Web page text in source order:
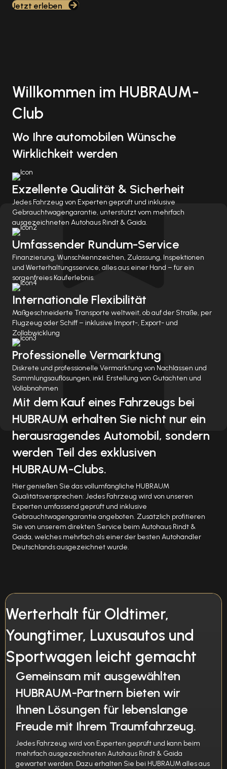
Jetzt erleben
Willkommen im HUBRAUM-
Club
Wo Ihre automobilen Wünsche
Wirklichkeit werden
Exzellente Qualität & Sicherheit
Jedes Fahrzeug von Experten geprüft und inklusive
Gebrauchtwagengarantie, unterstützt vom mehrfach
ausgezeichneten Autohaus Rindt & Gaida.
Umfassender Rundum-Service
Finanzierung, Wunschkennzeichen, Zulassung, Inspektionen
und Werterhaltungsservice, alles aus einer Hand – für ein
sorgenfreies Kauferlebnis.
Internationale Flexibilität
Maßgeschneiderte Transporte weltweit, ob auf der Straße, per
Flugzeug oder Schiff – inklusive Import-, Export- und
Zollabwicklung
Professionelle Vermarktung
Diskrete und professionelle Vermarktung von Nachlässen und
Sammlungsauflösungen, inkl. Erstellung von Gutachten und
Vollabnahmen
Mit dem Kauf eines Fahrzeugs bei
HUBRAUM erhalten Sie nicht nur ein
herausragendes Automobil, sondern
werden Teil des exklusiven
HUBRAUM-Clubs.
Hier genießen Sie das vollumfängliche HUBRAUM
Qualitätsversprechen: Jedes Fahrzeug wird von unseren
Experten umfassend geprüft und inklusive
Gebrauchtwagengarantie angeboten. Zusätzlich profitieren
Sie von unserem direkten Service beim Autohaus Rindt &
Gaida, welches mehrfach als einer der besten Autohändler
Deutschlands ausgezeichnet wurde.
Werterhalt für Oldtimer,
Youngtimer, Luxusautos und
Sportwagen leicht gemacht
Gemeinsam mit ausgewählten
HUBRAUM-Partnern bieten wir
Ihnen Lösungen für lebenslange
Freude mit Ihrem Traumfahrzeug.
Jedes Fahrzeug wird von Experten geprüft und kann beim
mehrfach ausgezeichneten Autohaus Rindt & Gaida
gewartet werden. Dazu erhalten Sie bei HUBRAUM alles aus